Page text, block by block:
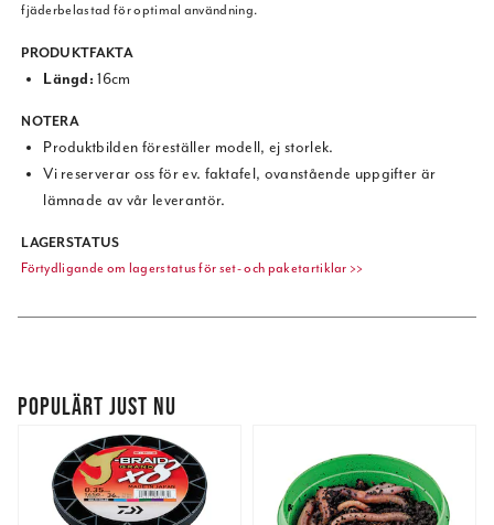
fjäderbelastad för optimal användning.
PRODUKTFAKTA
Längd:16cm
NOTERA
Produktbilden föreställer modell, ej storlek.
Vi reserverar oss för ev. faktafel, ovanstående uppgifter är
lämnade av vår leverantör.
LAGERSTATUS
Förtydligande om lagerstatus för set- och paketartiklar >>
POPULÄRT JUST NU